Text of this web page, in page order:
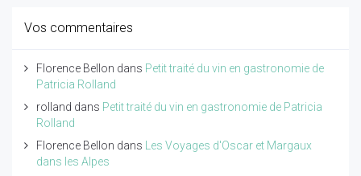
Vos commentaires
Florence Bellon dans Petit traité du vin en gastronomie de
Patricia Rolland
rolland dans Petit traité du vin en gastronomie de Patricia
Rolland
Florence Bellon dans
Les Voyages d'Oscar et Margaux
dans les Alpes